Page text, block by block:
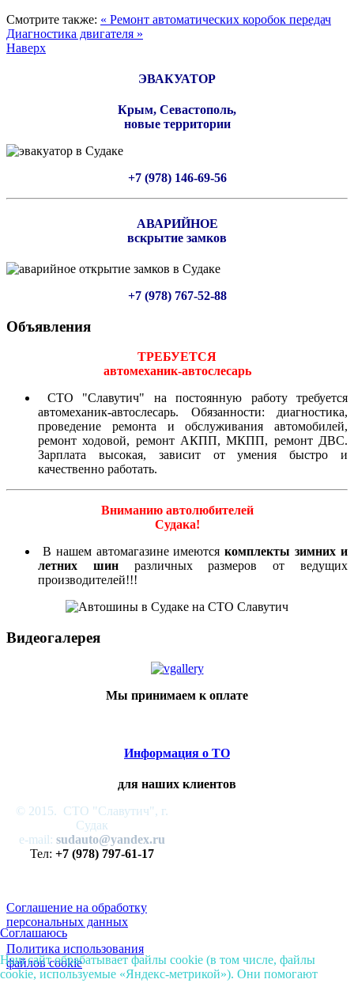
Смотрите также: « Ремонт автоматических коробок передач
Диагностика двигателя »
Наверх
ЭВАКУАТОР
Крым, Севастополь,
новые территории
+7 (978) 146-69-56
АВАРИЙНОЕ
вскрытие замков
+7 (978) 767-52-88
Объявления
ТРЕБУЕТСЯ
автомеханик-автослесарь
СТО "Славутич" на постоянную работу требуется
автомеханик-автослесарь. Обязанности: диагностика,
проведение ремонта и обслуживания автомобилей,
ремонт ходовой, ремонт АКПП, МКПП, ремонт ДВС.
Зарплата высокая, зависит от умения быстро и
качественно работать.
Вниманию автолюбителей
Судака!
В нашем автомагазине имеютсякомплекты зимних и
летних шинразличных размеров от ведущих
производителей!!!
Видеогалерея
Мы принимаем к оплате
Информация о ТО
для наших клиентов
© 2015. СТО "Славутич", г.
Судак
e-mail: sudauto@yandex.ru
Тел: +7 (978) 797-61-17
Соглашение на обработку
персональных данных
Политика использования
файлов cookie
Соглашаюсь
Наш сайт обрабатывает файлы cookie (в том числе, файлы
cookie, используемые «Яндекс-метрикой»). Они помогают